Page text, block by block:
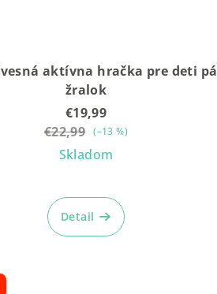
aktívna hračka pre deti
žralok
€19,99
€22,99 (–13 %)
Skladom
Detail